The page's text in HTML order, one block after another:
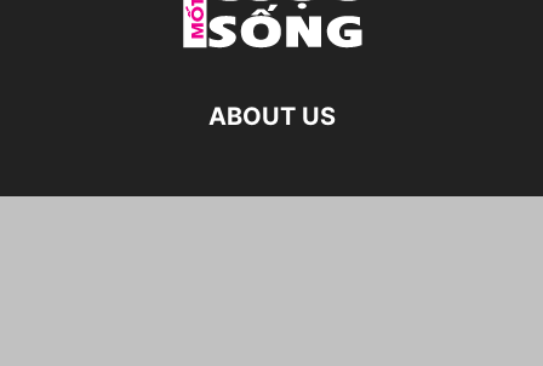
ABOUT US